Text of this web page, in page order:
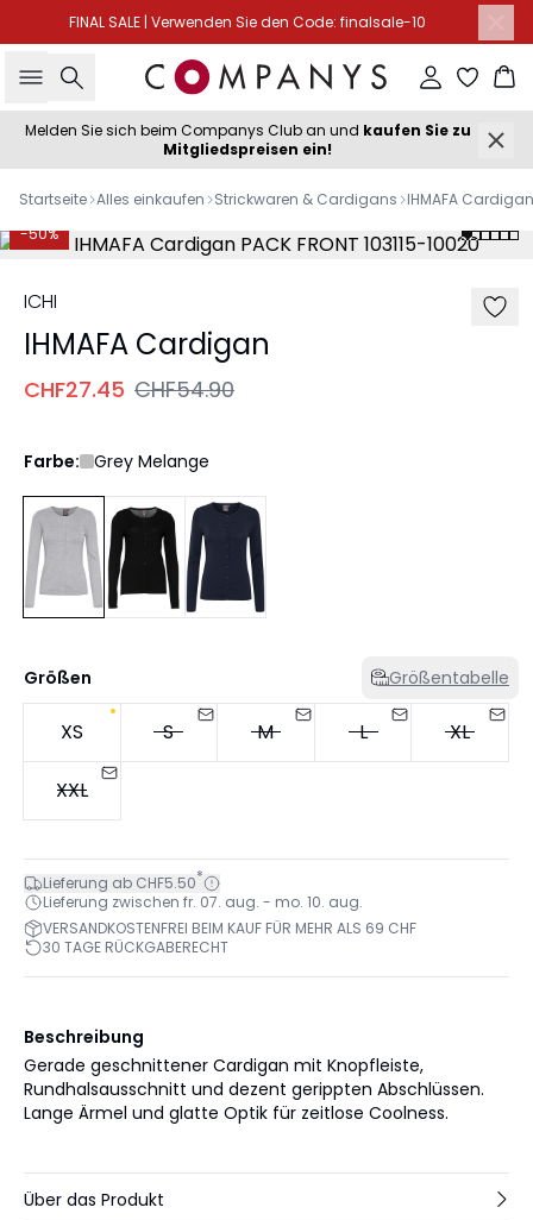
FINAL SALE | Verwenden Sie den Code: finalsale-10
Suche Einloggen
Melden Sie sich beim Companys Club an und kaufen Sie zu
Mitgliedspreisen ein!
Startseite Alles einkaufen Strickwaren & Cardigans IHMAFA Cardigan
-50%
ICHI
IHMAFA Cardigan
CHF27.45 CHF54.90
Farbe: Grey Melange
Größen Größentabelle
XS S M L XL
XXL
Lieferung ab CHF5.50*
Lieferung zwischen fr. 07. aug. - mo. 10. aug.
VERSANDKOSTENFREI BEIM KAUF FÜR MEHR ALS 69 CHF
30 TAGE RÜCKGABERECHT
Beschreibung
Gerade geschnittener Cardigan mit Knopfleiste,
Rundhalsausschnitt und dezent gerippten Abschlüssen.
Lange Ärmel und glatte Optik für zeitlose Coolness.
Über das Produkt